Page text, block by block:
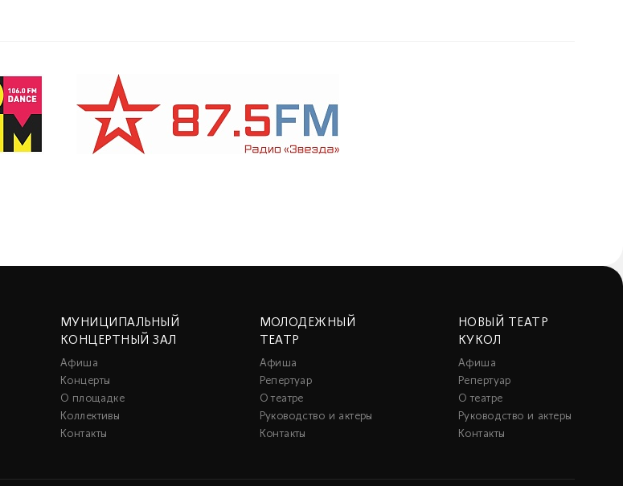
МУНИЦИПАЛЬНЫЙ
КОНЦЕРТНЫЙ ЗАЛ
Афиша
Концерты
О площадке
Коллективы
Контакты
МОЛОДЕЖНЫЙ
ТЕАТР
Афиша
Репертуар
О театре
Руководство и актеры
Контакты
НОВЫЙ ТЕАТР
КУКОЛ
Афиша
Репертуар
О театре
Руководство и актеры
Контакты